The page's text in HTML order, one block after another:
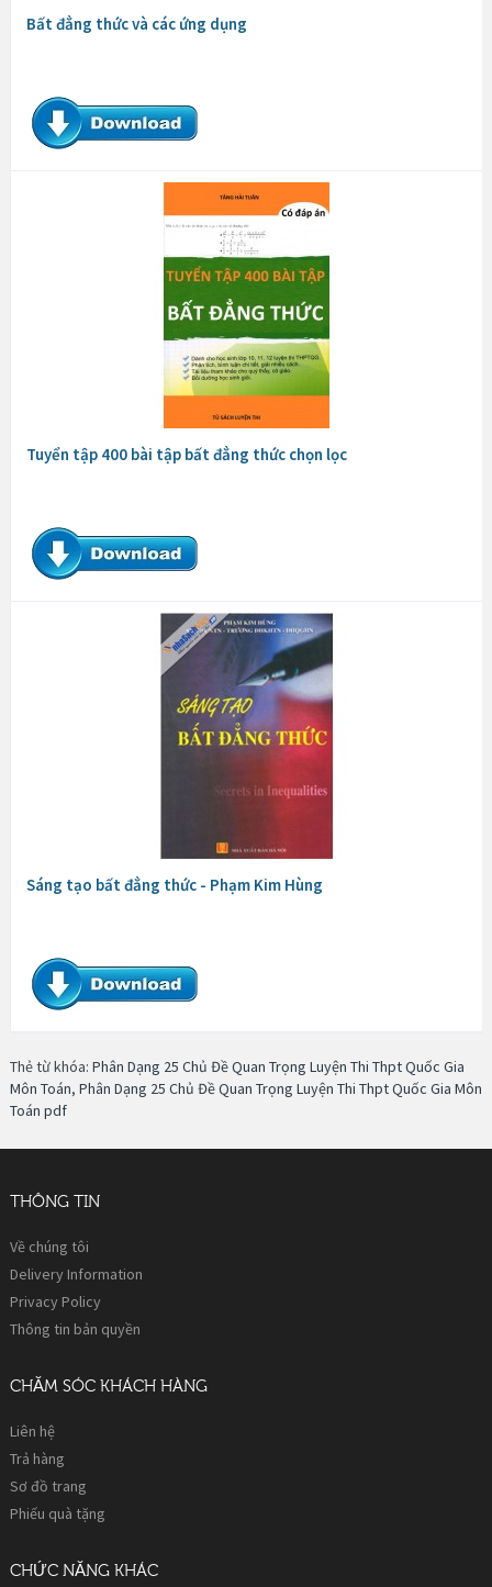
Bất đẳng thức và các ứng dụng
Tuyển tập 400 bài tập bất đẳng thức chọn lọc
Sáng tạo bất đẳng thức - Phạm Kim Hùng
Thẻ từ khóa: Phân Dạng 25 Chủ Đề Quan Trọng Luyện Thi Thpt Quốc Gia
Môn Toán, Phân Dạng 25 Chủ Đề Quan Trọng Luyện Thi Thpt Quốc Gia Môn
Toán pdf
THÔNG TIN
Về chúng tôi
Delivery Information
Privacy Policy
Thông tin bản quyền
CHĂM SÓC KHÁCH HÀNG
Liên hệ
Trả hàng
Sơ đồ trang
Phiếu quà tặng
CHỨC NĂNG KHÁC